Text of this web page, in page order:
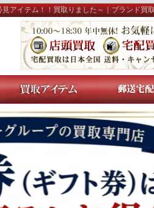
アイテム！！買取りました～｜ブランド買